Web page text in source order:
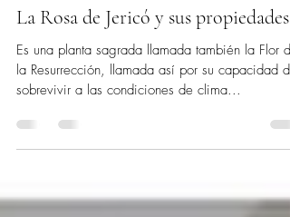
nectardelotus
31 may 2022
3 min de lectura
La Rosa de Jericó y sus propiedades
Es una planta sagrada llamada también la Flor de
la Resurrección, llamada así por su capacidad de